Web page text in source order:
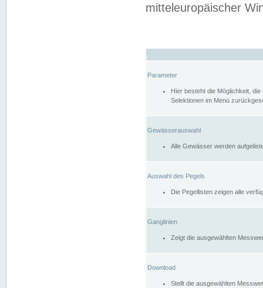
mitteleuropäischer
Parameter
Hier besteht die Möglichkeit,
Selektionen im Menü
Gewässerauswahl
Alle Gewässer werden
Auswahl des Pegels
Die Pegellisten zeigen alle
Ganglinien
Zeigt die ausgewählten
Download
Stellt die ausgewählten